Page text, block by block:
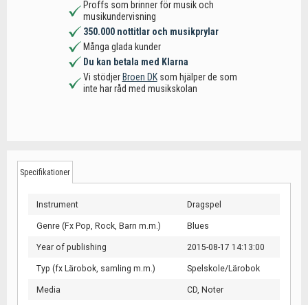
Proffs som brinner för musik och
musikundervisning
350.000 nottitlar och musikprylar
Många glada kunder
Du kan betala med Klarna
Vi stödjerBroen DKsom hjälper de som
inte har råd med musikskolan
Specifikationer
Instrument Dragspel
Genre (Fx Pop, Rock, Barn m.m.) Blues
Year of publishing 2015-08-17 14:13:00
Typ (fx Lärobok, samling m.m.) Spelskole/Lärobok
Media CD,Noter